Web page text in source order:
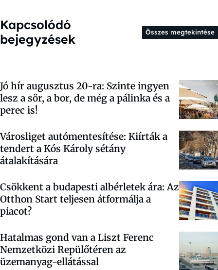
Kapcsolódó
bejegyzések
Összes megtekintése
Jó hír augusztus 20-ra: Szinte ingyen
lesz a sör, a bor, de még a pálinka és a
perec is!
Városliget autómentesítése: Kiírták a
tendert a Kós Károly sétány
átalakítására
Csökkent a budapesti albérletek ára: Az
Otthon Start teljesen átformálja a
piacot?
Hatalmas gond van a Liszt Ferenc
Nemzetközi Repülőtéren az
üzemanyag-ellátással